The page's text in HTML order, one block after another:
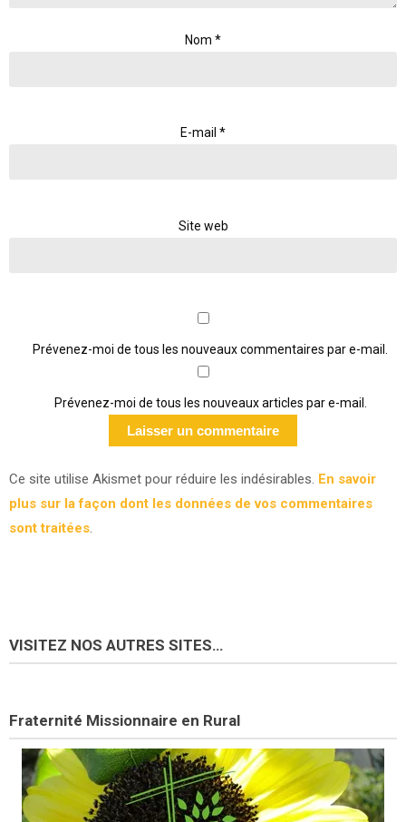
Nom *
E-mail *
Site web
Prévenez-moi de tous les nouveaux commentaires par e-mail.
Prévenez-moi de tous les nouveaux articles par e-mail.
Ce site utilise Akismet pour réduire les indésirables. En savoir
plus sur la façon dont les données de vos commentaires
sont traitées.
VISITEZ NOS AUTRES SITES…
Fraternité Missionnaire en Rural